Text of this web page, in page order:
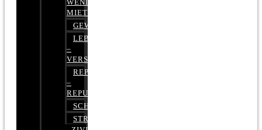
WENIGER
MIETE
GEWERBERECHT
LEBENSVERSICHERUNG
–
VERSICHERUNGSRECHT
REPUTATIONSRECHT
–
REPUTATIONSMANAGEMENT
SCHUFARECHT
STRAFRECHT